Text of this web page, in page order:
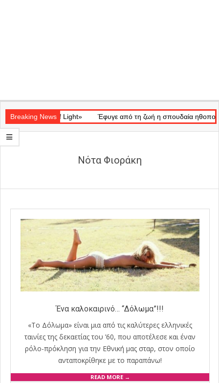
Navigation
Menu
Breaking News
«Ray of Light» Έφυγε από τη ζωή η σπουδαία ηθοποιός
Νότα Φιοράκη
Ένα καλοκαιρινό… “Δόλωμα”!!!
«Το Δόλωμα» είναι μια από τις καλύτερες ελληνικές
ταινίες της δεκαετίας του ’60, που αποτέλεσε και έναν
ρόλο-πρόκληση για την Εθνική μας σταρ, στον οποίο
ανταποκρίθηκε με το παραπάνω!
READ MORE →